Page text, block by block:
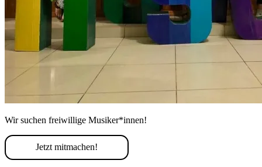
Wir suchen freiwillige Musiker*innen!
Jetzt mitmachen!